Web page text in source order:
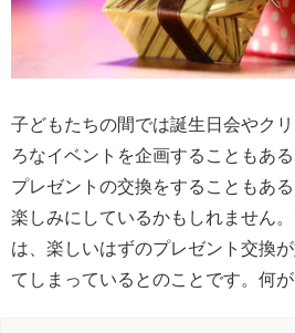
子どもたちの間では誕生日会やク
ろなイベントを企画することもあ
プレゼントの交換をすることもあ
楽しみにしているかもしれません
は、楽しいはずのプレゼント交換
てしまっているとのことです。何